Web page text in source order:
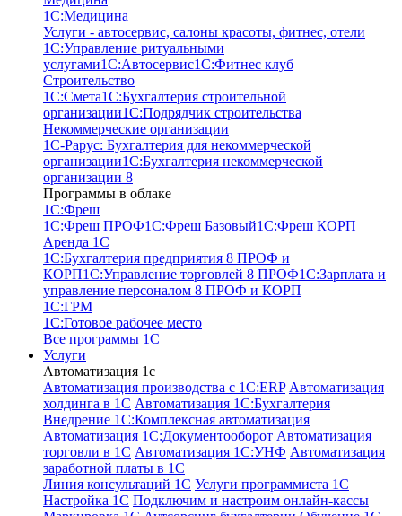
1С:Медицина
Услуги - автосервис, cалоны красоты, фитнес, отели
1С:Управление ритуальными
услугами1С:Автосервис1С:Фитнес клуб
Строительство
1С:Смета1С:Бухгалтерия строительной
организации1С:Подрядчик строительства
Некоммерческие организации
1С-Рарус: Бухгалтерия для некоммерческой
организации1С:Бухгалтерия некоммерческой
организации 8
Программы в облаке
1C:Фреш
1C:Фреш ПРОФ1C:Фреш Базовый1C:Фреш КОРП
Аренда 1С
1С:Бухгалтерия предприятия 8 ПРОФ и
КОРП1С:Управление торговлей 8 ПРОФ1С:Зарплата и
управление персоналом 8 ПРОФ и КОРП
1С:ГРМ
1С:Готовое рабочее место
Все программы 1С
Услуги
Автоматизация 1с
Автоматизация производства с 1C:ERP Автоматизация
холдинга в 1С Автоматизация 1С:Бухгалтерия
Внедрение 1С:Комплексная автоматизация
Автоматизация 1С:Документооборот Автоматизация
торговли в 1С Автоматизация 1С:УНФ Автоматизация
заработной платы в 1С
Линия консультаций 1С Услуги программиста 1С
Настройка 1С Подключим и настроим онлайн-кассы